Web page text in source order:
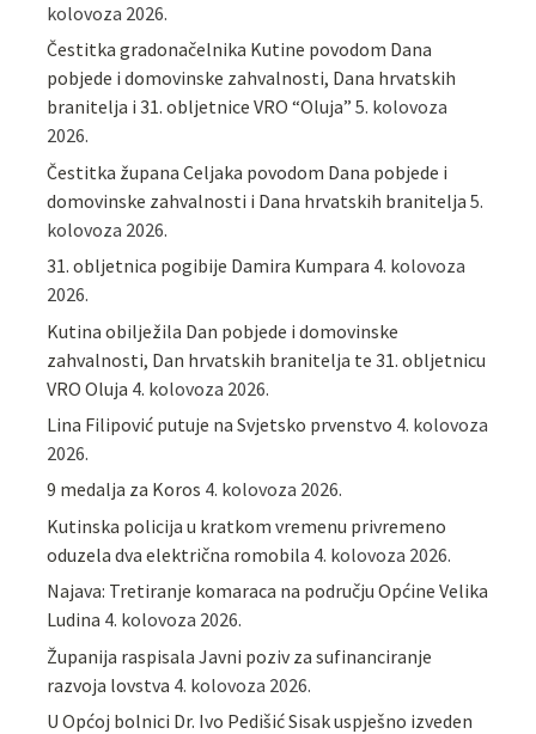
kolovoza 2026.
Čestitka gradonačelnika Kutine povodom Dana
pobjede i domovinske zahvalnosti, Dana hrvatskih
branitelja i 31. obljetnice VRO “Oluja” 5. kolovoza
2026.
Čestitka župana Celjaka povodom Dana pobjede i
domovinske zahvalnosti i Dana hrvatskih branitelja 5.
kolovoza 2026.
31. obljetnica pogibije Damira Kumpara 4. kolovoza
2026.
Kutina obilježila Dan pobjede i domovinske
zahvalnosti, Dan hrvatskih branitelja te 31. obljetnicu
VRO Oluja 4. kolovoza 2026.
Lina Filipović putuje na Svjetsko prvenstvo 4. kolovoza
2026.
9 medalja za Koros 4. kolovoza 2026.
Kutinska policija u kratkom vremenu privremeno
oduzela dva električna romobila 4. kolovoza 2026.
Najava: Tretiranje komaraca na području Općine Velika
Ludina 4. kolovoza 2026.
Županija raspisala Javni poziv za sufinanciranje
razvoja lovstva 4. kolovoza 2026.
U Općoj bolnici Dr. Ivo Pedišić Sisak uspješno izveden